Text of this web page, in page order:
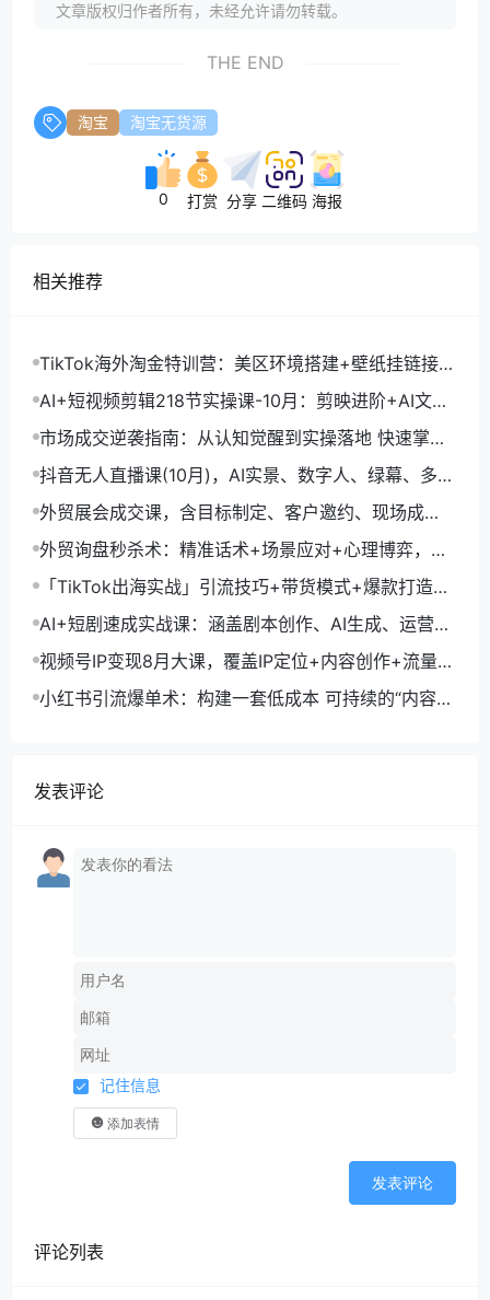
文章版权归作者所有，未经允许请勿转载。
THE END
淘宝 淘宝无货源
0 打赏 分享 二维码 海报
相关推荐
TikTok海外淘金特训营：美区环境搭建+壁纸挂链接
+剪映数字人，月入1.5万
AI+短视频剪辑218节实操课-10月：剪映进阶+AI文案
生成+账号运营，月入2万
市场成交逆袭指南：从认知觉醒到实操落地 快速掌握
市场开拓与成交核心能力
抖音无人直播课(10月)，AI实景、数字人、绿幕、多种
玩法、24小时自动盈利
外贸展会成交课，含目标制定、客户邀约、现场成
交，系统化SOP提升参展ROI
外贸询盘秒杀术：精准话术+场景应对+心理博弈，单
月询盘转化率提升200%
「TikTok出海实战」引流技巧+带货模式+爆款打造，
单月变现10万+秘籍
AI+短剧速成实战课：涵盖剧本创作、AI生成、运营变
现，单部剧收益破万
视频号IP变现8月大课，覆盖IP定位+内容创作+流量获
取+合规运营+商业转化
小红书引流爆单术：构建一套低成本 可持续的“内容-
发表评论
记住信息
添加表情
发表评论
评论列表